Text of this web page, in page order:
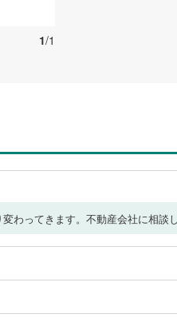
1/1
わってきます。不動産会社に相談